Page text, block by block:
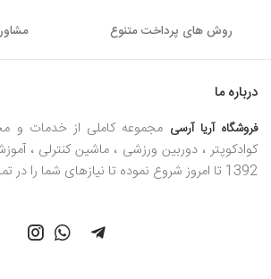
روش های پرداخت متنوع
درباره ما
فروشگاه آریا آرسی مجموعه کاملی از خدمات و
کوادکوپتر ، دوربین ورزشی ، ماشین کنترلی ،
1392 تا امروز شروع نموده تا نیازهای شما را در تمام مراحل مرتفع کند.